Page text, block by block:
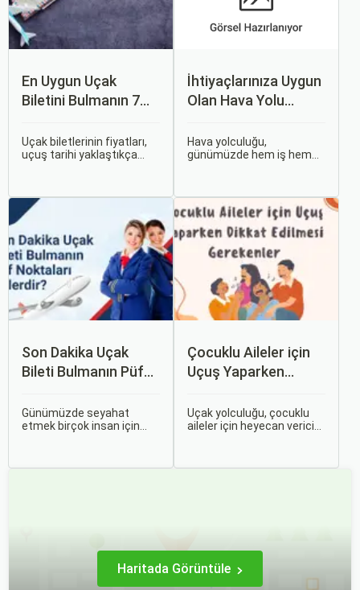
En Uygun Uçak
Biletini Bulmanın 7
Uçak biletlerinin fiyatları,
uçuş tarihi yaklaştıkça
tasarruf etmenin en etkili
yollarından biridir.
İhtiyaçlarınıza Uygun
Olan Hava Yolu
Seçersiniz?
Hava yolculuğu,
günümüzde hem iş hem
Ancak, her hava yolu
firması sunduğu hizmetler
ve fiyatlandırma politikaları
açısından farklılık gösterir.
Son Dakika Uçak
Bileti Bulmanın Püf
Günümüzde seyahat
etmek birçok insan için
Çocuklu Aileler için
Uçuş Yaparken
Gerekenler
Uçak yolculuğu, çocuklu
aileler için heyecan verici
Haritada Görüntüle